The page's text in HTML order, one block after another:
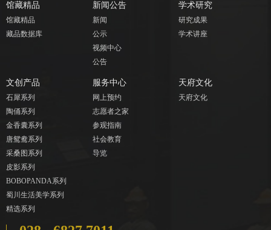
馆藏精品
馆藏精品
藏品数据库
新闻公告
新闻
公示
视频中心
公告
学术研究
研究成果
学术讲座
文创产品
石犀系列
陶俑系列
金香囊系列
唐鸳鸯系列
采桑图系列
皮影系列
BOBOPANDA系列
蜀川生活美学系列
精选系列
服务中心
网上预约
志愿者之家
参观指南
社会教育
导览
天府文化
天府文化